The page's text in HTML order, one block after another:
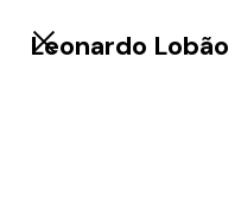
Leonardo Lobão